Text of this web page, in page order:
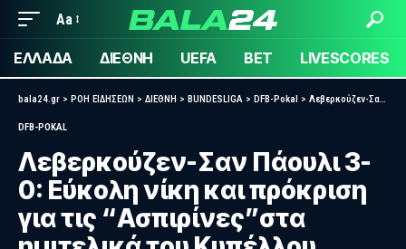
Aa
ΕΛΛΑΔΑ ΔΙΕΘΝΗ UEFA BET LIVESCORES
bala24.gr > ΡΟΗ ΕΙΔΗΣΕΩΝ > ΔΙΕΘΝΗ > BUNDESLIGA > DFB-Pokal > Λεβερκούζεν-Σαν Πάουλι 3-0: Εύκολη νίκη και πρόκριση για τις “Ασπιρίνες”στα ημιτελικά του Κυπέλλου Γερμανίας
DFB-POKAL
Λεβερκούζεν-Σαν Πάουλι 3-
0: Εύκολη νίκη και πρόκριση
για τις “Ασπιρίνες”στα